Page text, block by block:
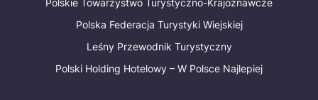
Polskie Towarzystwo Turystyczno-Krajoznawcze
Polska Federacja Turystyki Wiejskiej
Leśny Przewodnik Turystyczny
Polski Holding Hotelowy – W Polsce Najlepiej